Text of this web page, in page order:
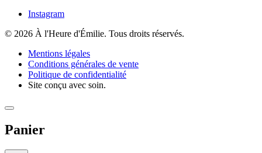
Instagram
© 2026 À l'Heure d'Émilie. Tous droits réservés.
Mentions légales
Conditions générales de vente
Politique de confidentialité
Site conçu avec soin.
Panier